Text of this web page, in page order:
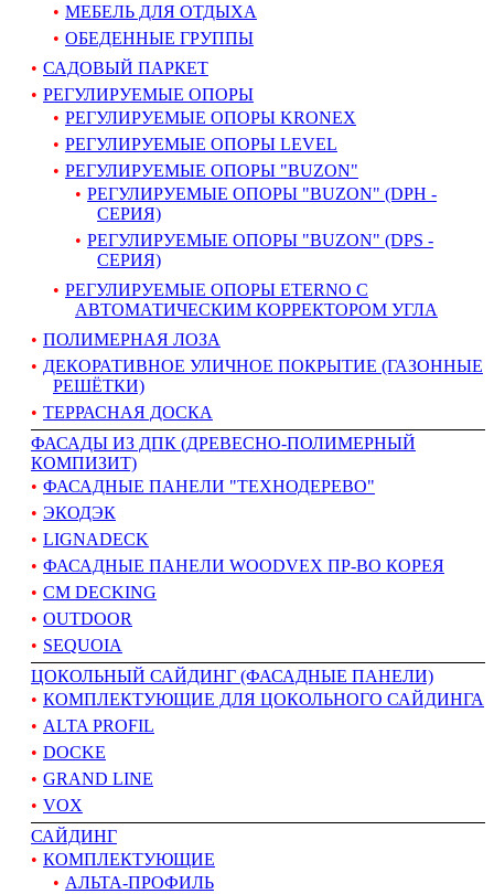
МЕБЕЛЬ ДЛЯ ОТДЫХА
ОБЕДЕННЫЕ ГРУППЫ
САДОВЫЙ ПАРКЕТ
РЕГУЛИРУЕМЫЕ ОПОРЫ
РЕГУЛИРУЕМЫЕ ОПОРЫ KRONEX
РЕГУЛИРУЕМЫЕ ОПОРЫ LEVEL
РЕГУЛИРУЕМЫЕ ОПОРЫ "BUZON"
РЕГУЛИРУЕМЫЕ ОПОРЫ "BUZON" (DPH -
СЕРИЯ)
РЕГУЛИРУЕМЫЕ ОПОРЫ "BUZON" (DPS -
СЕРИЯ)
РЕГУЛИРУЕМЫЕ ОПОРЫ ETERNO С
АВТОМАТИЧЕСКИМ КОРРЕКТОРОМ УГЛА
ПОЛИМЕРНАЯ ЛОЗА
ДЕКОРАТИВНОЕ УЛИЧНОЕ ПОКРЫТИЕ (ГАЗОННЫЕ
РЕШЁТКИ)
ТЕРРАСНАЯ ДОСКА
ФАСАДЫ ИЗ ДПК (ДРЕВЕСНО-ПОЛИМЕРНЫЙ
КОМПИЗИТ)
ФАСАДНЫЕ ПАНЕЛИ "ТЕХНОДЕРЕВО"
ЭКОДЭК
LIGNADECK
ФАСАДНЫЕ ПАНЕЛИ WOODVEX ПР-ВО КОРЕЯ
CM DECKING
OUTDOOR
SEQUOIA
ЦОКОЛЬНЫЙ САЙДИНГ (ФАСАДНЫЕ ПАНЕЛИ)
КОМПЛЕКТУЮЩИЕ ДЛЯ ЦОКОЛЬНОГО САЙДИНГА
ALTA PROFIL
DOCKE
GRAND LINE
VOX
САЙДИНГ
КОМПЛЕКТУЮЩИЕ
АЛЬТА-ПРОФИЛЬ